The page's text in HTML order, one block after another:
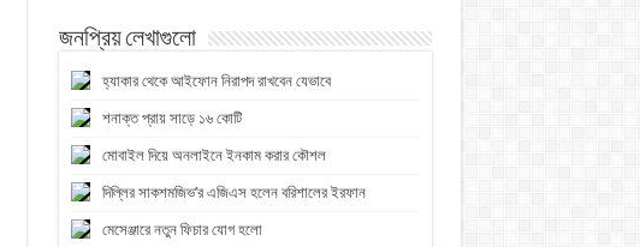
জনপ্রিয় লেখাগুলো
হ্যাকার থেকে আইফোন নিরাপদ রাখবেন যেভাবে
শনাক্ত প্রায় সাড়ে ১৬ কোটি
মোবাইল দিয়ে অনলাইনে ইনকাম করার কৌশল
দিল্লির সাকশমজিভ’র এজিএস হলেন বরিশালের ইরফান
মেসেঞ্জারে নতুন ফিচার যোগ হলো